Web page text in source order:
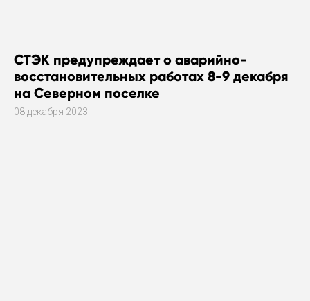
СТЭК предупреждает о аварийно-
восстановительных работах 8-9 декабря
на Северном поселке
08 декабря 2023